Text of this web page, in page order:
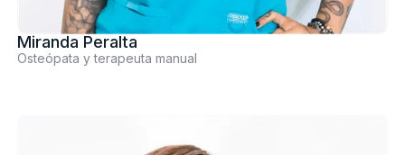
Miranda Peralta
Osteópata y terapeuta manual